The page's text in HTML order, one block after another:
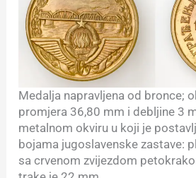
Medalja napravljena od bronce;
promjera 36,80 mm i debljine 3
metalnom okviru u koji je
bojama jugoslavenske zastave:
sa crvenom zvijezdom